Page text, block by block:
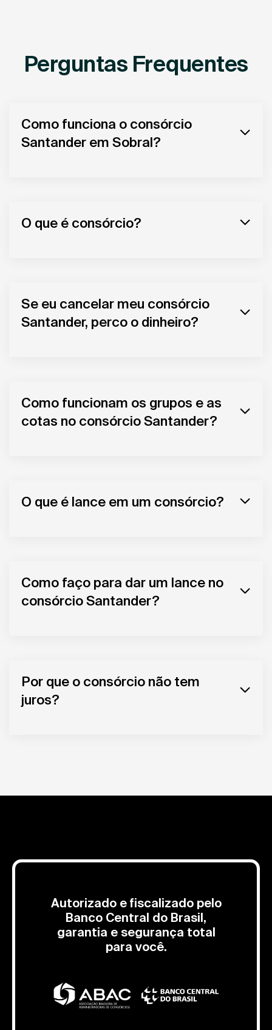
Perguntas Frequentes
Como funciona o consórcio
Santander em Sobral?
O que é consórcio?
Se eu cancelar meu consórcio
Santander, perco o dinheiro?
Como funcionam os grupos e as
cotas no consórcio Santander?
O que é lance em um consórcio?
Como faço para dar um lance no
consórcio Santander?
Por que o consórcio não tem
juros?
Autorizado e fiscalizado pelo
Banco Central do Brasil,
garantia e segurança total
para você.